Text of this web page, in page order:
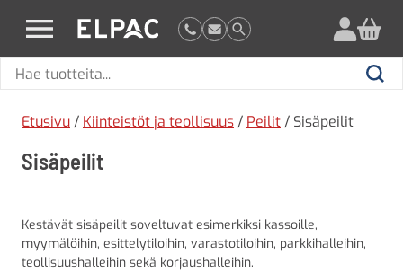
elpac.fi
Hae
Hae
Etusivu / Kiinteistöt ja teollisuus / Peilit / Sisäpeilit
Sisäpeilit
Kestävät sisäpeilit soveltuvat esimerkiksi kassoille,
myymälöihin, esittelytiloihin, varastotiloihin, parkkihalleihin,
teollisuushalleihin sekä korjaushalleihin.